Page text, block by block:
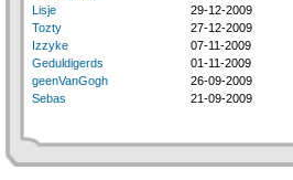
Lisje
29-12-2009
Tozty
27-12-2009
Izzyke
07-11-2009
Geduldigerds
01-11-2009
geenVanGogh
26-09-2009
Sebas
21-09-2009